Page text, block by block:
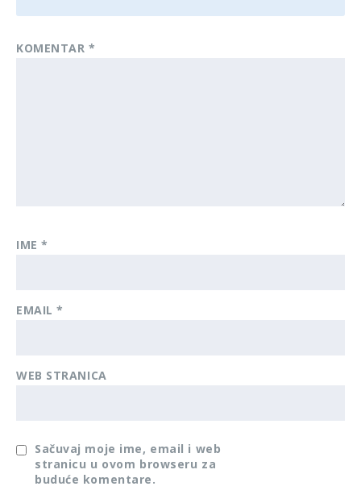
KOMENTAR*
IME*
EMAIL*
WEB STRANICA
Sačuvaj moje ime, email i web
stranicu u ovom browseru za
buduće komentare.